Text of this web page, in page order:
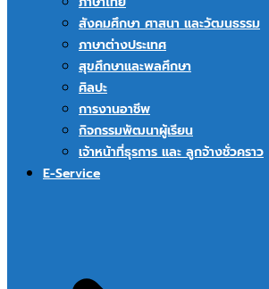
สังคมศึกษา ศาสนา และวัฒนธรรม
ภาษาต่างประเทศ
สุขศึกษาและพลศึกษา
ศิลปะ
การงานอาชีพ
กิจกรรมพัฒนาผู้เรียน
เจ้าหน้าที่ธุรการ และ ลูกจ้างชั่วคราว
E-Service